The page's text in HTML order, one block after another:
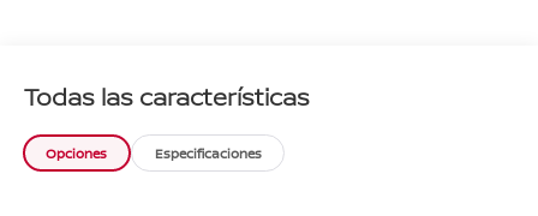
Todas las características
Opciones Especificaciones